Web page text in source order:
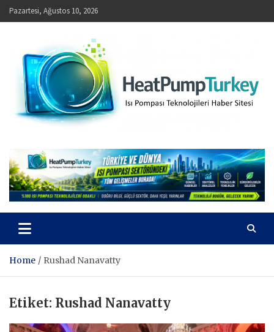
Skip
to
Pazartesi, Ağustos 10, 2026
Home Rushad Nanavatty
Etiket: Rushad Nanavatty